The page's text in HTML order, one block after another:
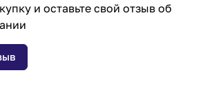
и оставьте свой отзыв об